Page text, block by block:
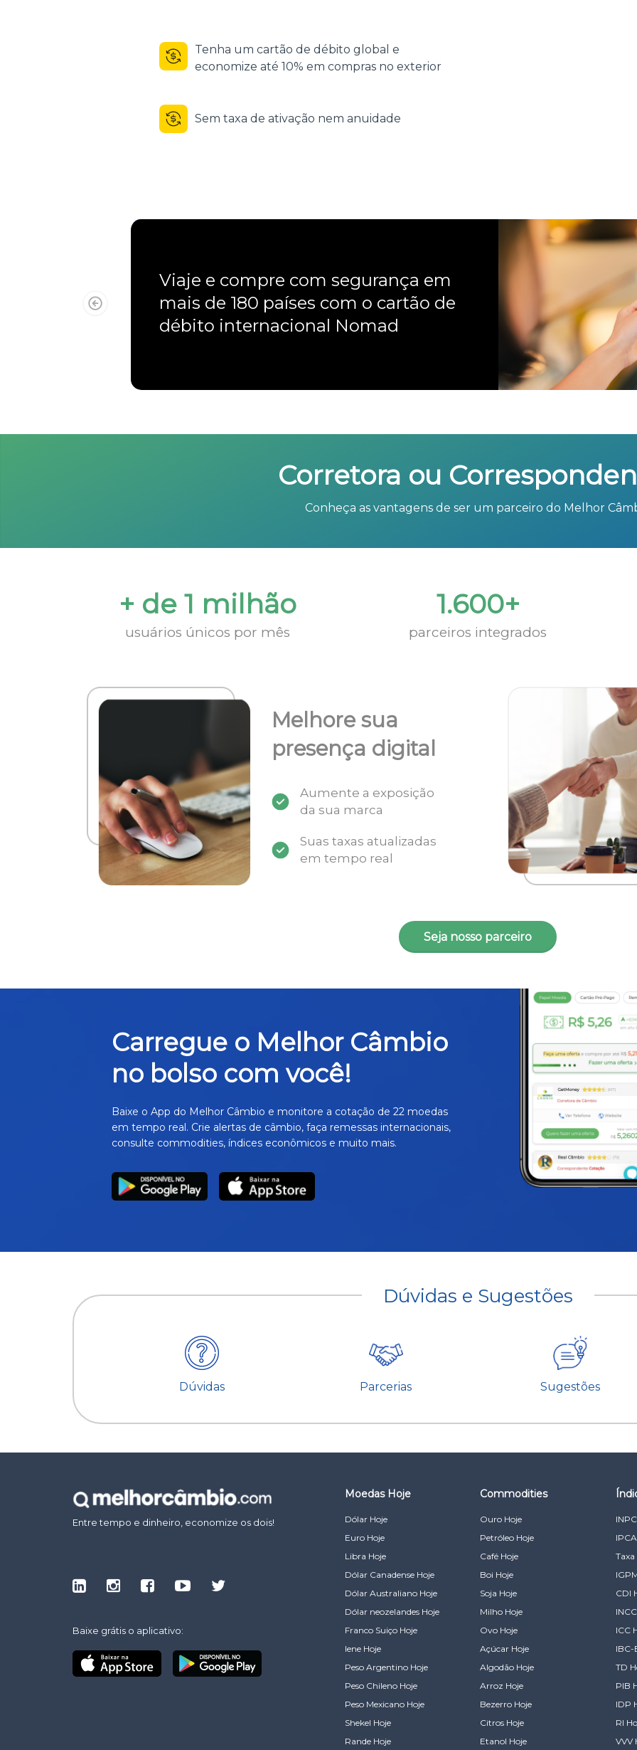
Tenha um cartão de débito global e
economize até 10% em compras no exterior
Sem taxa de ativação nem anuidade
Viaje e compre com segurança em
mais de 180 países com o cartão de
débito internacional Nomad
Corretora ou
Conheça as vantagens de ser um parceiro do Melhor
+ de 1 milhão
usuários únicos por mês
1.600+
parceiros integrados
Melhore sua
presença digital
Aumente a exposição
da sua marca
Suas taxas atualizadas
em tempo real
Seja nosso parceiro
Carregue o Melhor Câmbio
no bolso com você!
Baixe o App do Melhor Câmbio e monitore a cotação de 22 moedas
em tempo real. Crie alertas de câmbio, faça remessas internacionais,
consulte commodities, índices econômicos e muito mais.
Dúvidas e Sugestões
Dúvidas Parcerias Sugestões
Entre tempo e dinheiro, economize os dois!
Baixe grátis o aplicativo:
Moedas Hoje
Dólar Hoje
Euro Hoje
Libra Hoje
Dólar Canadense Hoje
Dólar Australiano Hoje
Dólar neozelandes Hoje
Franco Suiço Hoje
Iene Hoje
Peso Argentino Hoje
Peso Chileno Hoje
Peso Mexicano Hoje
Shekel Hoje
Rande Hoje
Commodities
Ouro Hoje
Petróleo Hoje
Café Hoje
Boi Hoje
Soja Hoje
Milho Hoje
Ovo Hoje
Açúcar Hoje
Algodão Hoje
Arroz Hoje
Bezerro Hoje
Citros Hoje
Etanol Hoje
Taxa
CDI
ICC
IBC-
TD
PIB
IDP
RI
VVV